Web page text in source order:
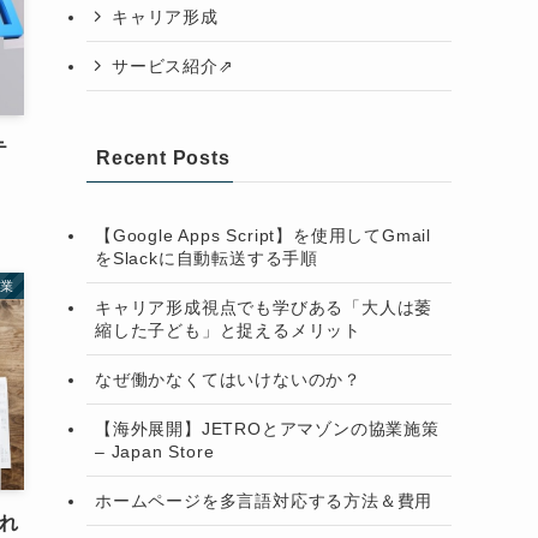
キャリア形成
サービス紹介⇗
Recent Posts
【Google Apps Script】を使用してGmail
をSlackに自動転送する手順
キャリア形成視点でも学びある「大人は萎
縮した子ども」と捉えるメリット
なぜ働かなくてはいけないのか？
【海外展開】JETROとアマゾンの協業施策
– Japan Store
ホームページを多言語対応する方法＆費用